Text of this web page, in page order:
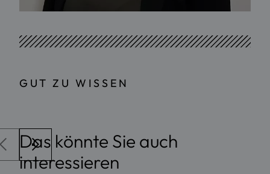
GUT ZU WISSEN
Das könnte Sie auch
interessieren